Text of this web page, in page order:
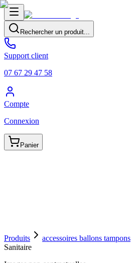
Rechercher un produit...
Support client
07 67 29 47 58
Compte
Connexion
Panier
Produits accessoires ballons tampons
Sanitaire